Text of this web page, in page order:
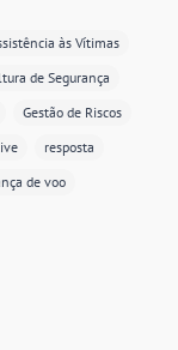
às Vítimas
de Segurança
Gestão de Riscos
resposta
de voo